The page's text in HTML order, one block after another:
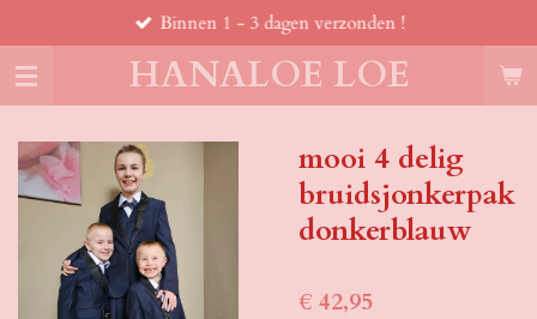
direct
naar
de
HANALOE LOE
Binnen 1 - 3 dagen verzonden !
mooi 4 delig
bruidsjonkerpak
donkerblauw
€ 42,95